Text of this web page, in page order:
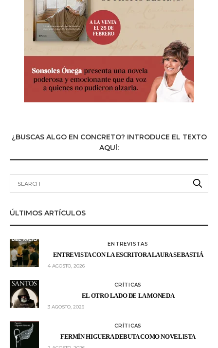
¿BUSCAS ALGO EN CONCRETO? INTRODUCE EL TEXTO
AQUÍ:
ÚLTIMOS ARTÍCULOS
ENTREVISTAS
ENTREVISTA CON LA ESCRITORA LAURA SEBASTIÁ
4 AGOSTO, 2026
CRÍTICAS
EL OTRO LADO DE LA MONEDA
3 AGOSTO, 2026
CRÍTICAS
FERMÍN HIGUERA DEBUTA COMO NOVELISTA